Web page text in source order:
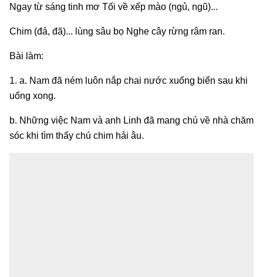
Ngay từ sáng tinh mơ Tối về xếp mào (ngủ, ngũ)...
Chim (đả, đã)... lùng sâu bọ Nghe cây rừng râm ran.
Bài làm:
1. a. Nam đã ném luôn nắp chai nước xuống biển sau khi
uống xong.
b. Những việc Nam và anh Linh đã mang chú về nhà chăm
sóc khi tìm thấy chú chim hải âu.